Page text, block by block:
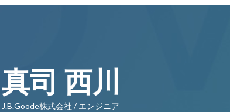
真司 西川
J.B.Goode株式会社 / エンジニア